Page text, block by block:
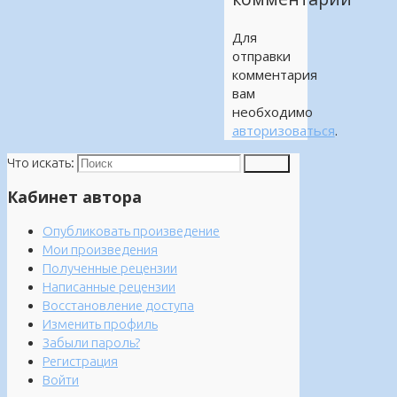
Для
отправки
комментария
вам
необходимо
авторизоваться.
Что искать:
Кабинет автора
Опубликовать произведение
Мои произведения
Полученные рецензии
Написанные рецензии
Восстановление доступа
Изменить профиль
Забыли пароль?
Регистрация
Войти